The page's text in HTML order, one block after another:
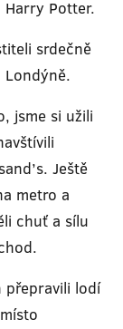
Potter.
srdečně
jsme si užili
Ještě
metro a
chuť a sílu
přepravili lodí